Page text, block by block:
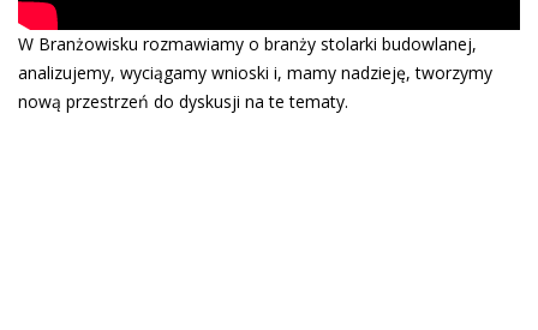
W Branżowisku rozmawiamy o branży stolarki budowlanej,
analizujemy, wyciągamy wnioski i, mamy nadzieję, tworzymy
nową przestrzeń do dyskusji na te tematy.